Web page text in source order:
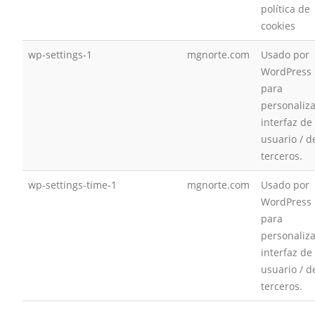
política de
cookies
wp-settings-1 mgnorte.com
Usado por
WordPress
para
interfaz de
usuario /
terceros.
wp-settings-time-1 mgnorte.com
Usado por
WordPress
para
interfaz de
usuario /
terceros.